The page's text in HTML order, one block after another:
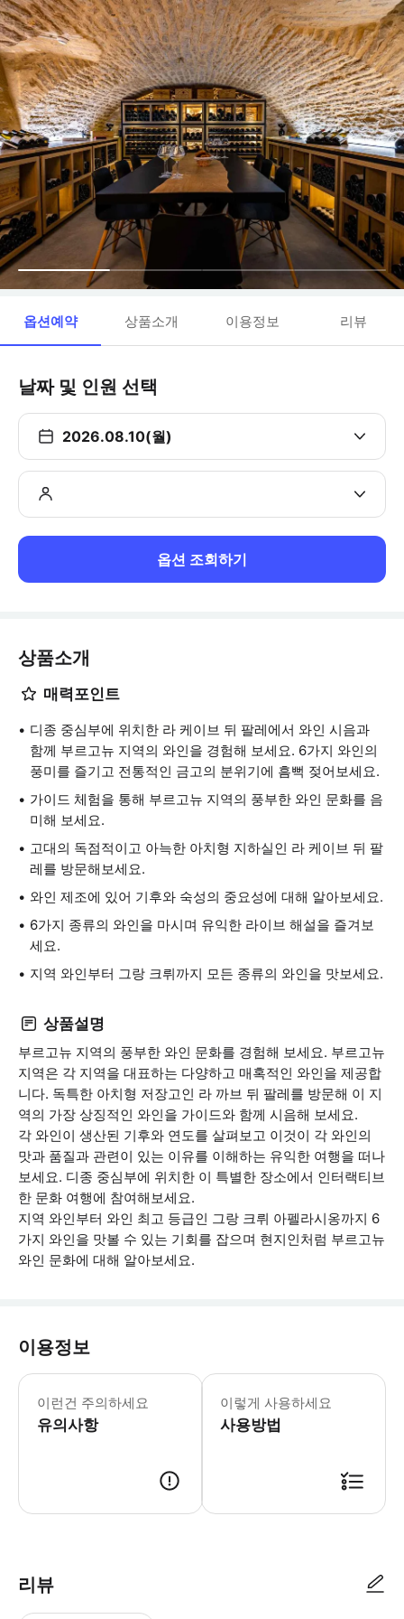
옵션예약 상품소개 이용정보 리뷰
날짜 및 인원 선택
2026.08.10(월)
옵션 조회하기
상품소개
매력포인트
디종 중심부에 위치한 라 케이브 뒤 팔레에서 와인 시음과
함께 부르고뉴 지역의 와인을 경험해 보세요. 6가지 와인의
풍미를 즐기고 전통적인 금고의 분위기에 흠뻑 젖어보세요.
가이드 체험을 통해 부르고뉴 지역의 풍부한 와인 문화를 음
미해 보세요.
고대의 독점적이고 아늑한 아치형 지하실인 라 케이브 뒤 팔
레를 방문해보세요.
와인 제조에 있어 기후와 숙성의 중요성에 대해 알아보세요.
6가지 종류의 와인을 마시며 유익한 라이브 해설을 즐겨보
세요.
지역 와인부터 그랑 크뤼까지 모든 종류의 와인을 맛보세요.
상품설명
부르고뉴 지역의 풍부한 와인 문화를 경험해 보세요. 부르고뉴
지역은 각 지역을 대표하는 다양하고 매혹적인 와인을 제공합
니다. 독특한 아치형 저장고인 라 까브 뒤 팔레를 방문해 이 지
역의 가장 상징적인 와인을 가이드와 함께 시음해 보세요.
각 와인이 생산된 기후와 연도를 살펴보고 이것이 각 와인의
맛과 품질과 관련이 있는 이유를 이해하는 유익한 여행을 떠나
보세요. 디종 중심부에 위치한 이 특별한 장소에서 인터랙티브
한 문화 여행에 참여해보세요.
지역 와인부터 와인 최고 등급인 그랑 크뤼 아펠라시옹까지 6
가지 와인을 맛볼 수 있는 기회를 잡으며 현지인처럼 부르고뉴
와인 문화에 대해 알아보세요.
이용정보
이런건 주의하세요
유의사항
와인 시음에 참여하려면 만 18세 이
이렇게 사용하세요
사용방법
리뷰